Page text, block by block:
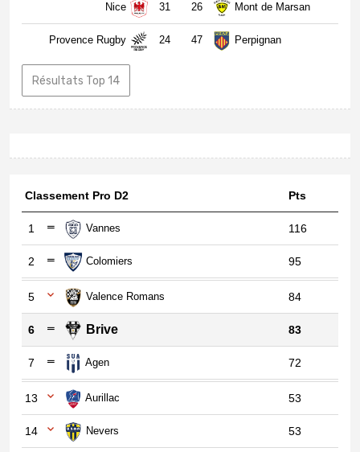
Nice 31 26 Mont de Marsan
Provence Rugby 24 47 Perpignan
Résultats Top 14
Classement Pro D2 Pts
1 Vannes 116
2 Colomiers 95
5 Valence Romans 84
6 Brive 83
7 Agen 72
13 Aurillac 53
14 Nevers 53